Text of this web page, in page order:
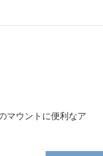
マウントに便利なア